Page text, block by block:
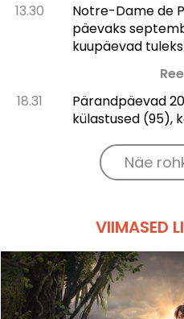
13.30
Notre-Dame de
päevaks
kuupäevad
18.31
Pärandpäevad
külastused (95),
Näe
VIIMASED